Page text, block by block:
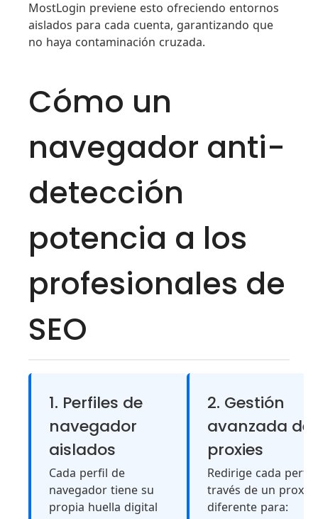
MostLogin previene esto ofreciendo entornos
aislados para cada cuenta, garantizando que
no haya contaminación cruzada.
Cómo un
navegador anti-
detección
potencia a los
profesionales de
SEO
1. Perfiles de
navegador
aislados
Cada perfil de
navegador tiene su
propia huella digital
2. Gestión
avanzada de
proxies
Redirige cada perfil
través de un proxy
diferente para: